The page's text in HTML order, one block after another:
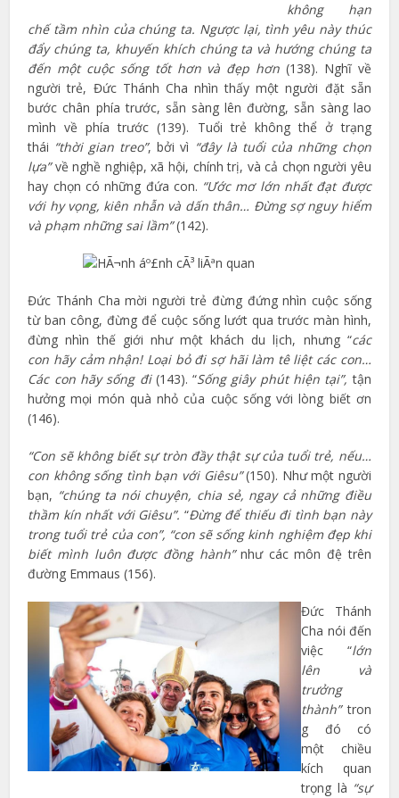
không hạn
chế tầm nhìn của chúng ta. Ngược lại, tình yêu này thúc
đẩy chúng ta, khuyến khích chúng ta và hướng chúng ta
đến một cuộc sống tốt hơn và đẹp hơn(138). Nghĩ về
người trẻ, Đức Thánh Cha nhìn thấy một người đặt sẵn
bước chân phía trước, sẵn sàng lên đường, sẵn sàng lao
mình về phía trước (139). Tuổi trẻ không thể ở trạng
thái “thời gian treo”, bởi vì “đây là tuổi của những chọn
lựa”về nghề nghiệp, xã hội, chính trị, và cả chọn người yêu
hay chọn có những đứa con. “Ước mơ lớn nhất đạt được
với hy vọng, kiên nhẫn và dấn thân… Đừng sợ nguy hiểm
và phạm những sai lầm”(142).
Đức Thánh Cha mời người trẻ đừng đứng nhìn cuộc sống
từ ban công, đừng để cuộc sống lướt qua trước màn hình,
đừng nhìn thế giới như một khách du lịch, nhưng “các
con hãy cảm nhận! Loại bỏ đi sợ hãi làm tê liệt các con…
Các con hãy sống đi (143). “Sống giây phút hiện tại”,tận
hưởng mọi món quà nhỏ của cuộc sống với lòng biết ơn
(146).
“Con sẽ không biết sự tròn đầy thật sự của tuổi trẻ, nếu…
con không sống tình bạn với Giêsu”(150). Như một người
bạn, “chúng ta nói chuyện, chia sẻ, ngay cả những điều
thầm kín nhất với Giêsu”. “Đừng để thiếu đi tình bạn này
trong tuổi trẻ của con”, “con sẽ sống kinh nghiệm đẹp khi
biết mình luôn được đồng hành”như các môn đệ trên
đường Emmaus (156).
Đức Thánh
Cha nói đến
việc “lớn
lên và
trưởng
thành”tron
g đó có
một chiều
kích quan
trọng là “sự